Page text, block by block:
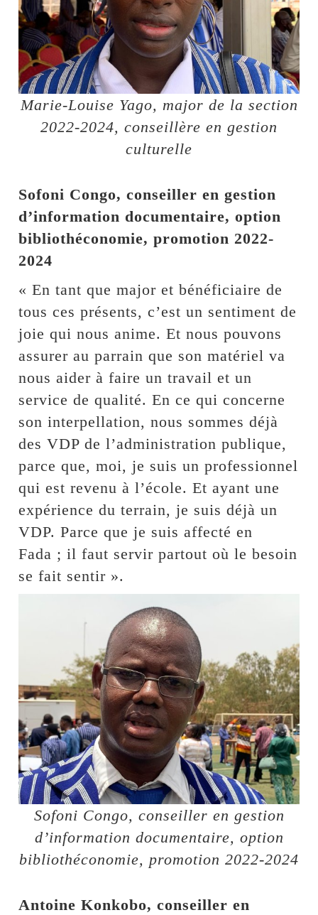
Marie-Louise Yago, major de la section
2022-2024, conseillère en gestion
culturelle
Sofoni Congo, conseiller en gestion
d’information documentaire, option
bibliothéconomie, promotion 2022-
2024
« En tant que major et bénéficiaire de
tous ces présents, c’est un sentiment de
joie qui nous anime. Et nous pouvons
assurer au parrain que son matériel va
nous aider à faire un travail et un
service de qualité. En ce qui concerne
son interpellation, nous sommes déjà
des VDP de l’administration publique,
parce que, moi, je suis un professionnel
qui est revenu à l’école. Et ayant une
expérience du terrain, je suis déjà un
VDP. Parce que je suis affecté en
Fada ; il faut servir partout où le besoin
se fait sentir ».
Sofoni Congo, conseiller en gestion
d’information documentaire, option
bibliothéconomie, promotion 2022-2024
Antoine Konkobo, conseiller en